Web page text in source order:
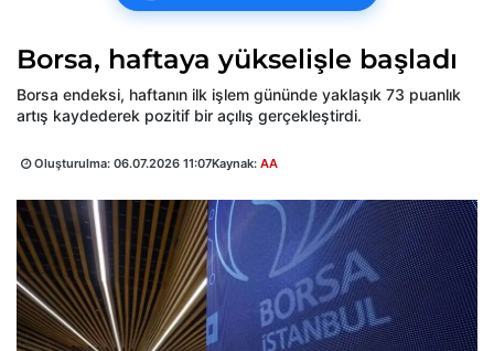
Borsa, haftaya yükselişle başladı
Borsa endeksi, haftanın ilk işlem gününde yaklaşık 73 puanlık
artış kaydederek pozitif bir açılış gerçekleştirdi.
Oluşturulma: 06.07.2026 11:07Kaynak: AA